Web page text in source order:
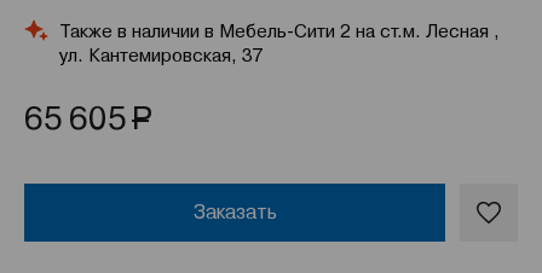
Также в наличии в Мебель-Сити 2 на ст.м. Лесная ,
ул. Кантемировская, 37
65 605Р
Заказать